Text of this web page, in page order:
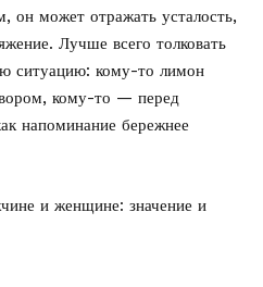
он может отражать усталость,
Лучше всего толковать
ситуацию: кому-то лимон
кому-то — перед
напоминание бережнее
и женщине: значение и